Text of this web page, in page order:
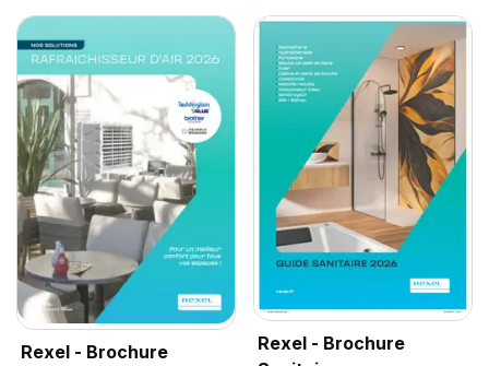
Rexel - Brochure
Rexel - Brochure